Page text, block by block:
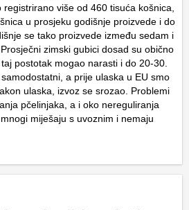
registrirano više od 460 tisuća košnica,
u prosjeku godišnje proizvede i do
se tako proizvede između sedam i
zimski gubici dosad su obično
postotak mogao narasti i do 20-30.
a prije ulaska u EU smo
ulaska, izvoz se srozao. Problemi
pčelinjaka, a i oko nereguliranja
miješaju s uvoznim i nemaju